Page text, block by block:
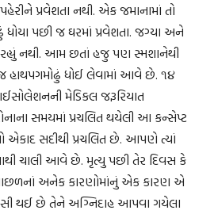
પ્રવેશતા નથી. એક જમાનામાં તો
પછી જ ઘરમાં પ્રવેશતા. જગ્યા અને
નથી. આમ છતાં હજુ પણ સ્મશાનેથી
હાથપગમોઢું ધોઈ લેવામાં આવે છે. ૧૪
મેડિકલ જરૂરિયાત
સમયમાં પ્રચલિત થયેલી આ કન્સેપ્ટ
એકાદ સદીથી પ્રચલિત છે. આપણે ત્યાં
ચાલી આવે છે. મૃત્યુ પછી તેર દિવસ કે
અનેક કારણોમાંનું એક કારણ એ
થઈ છે તેને અગ્નિદાહ આપવા ગયેલા